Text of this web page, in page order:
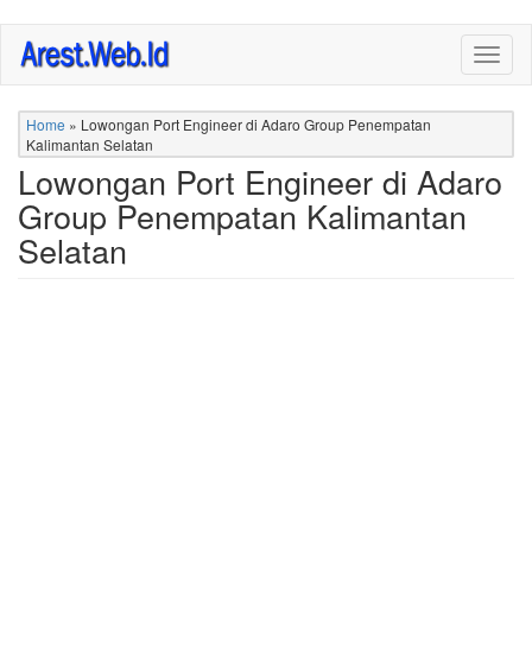
Skip
main
content
Home » Lowongan Port Engineer di Adaro Group Penempatan
Kalimantan Selatan
Lowongan Port Engineer di Adaro
Group Penempatan Kalimantan
Selatan